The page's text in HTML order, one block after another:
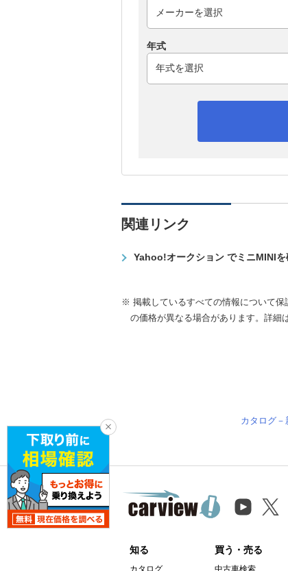
年式
関連リンク
Yahoo!オークション でミニMINIを
※ 掲載しているすべての情報について
の価格が異なる場合があります。詳細
カタログ
知る
カタログ
買う・売る
中古車検索